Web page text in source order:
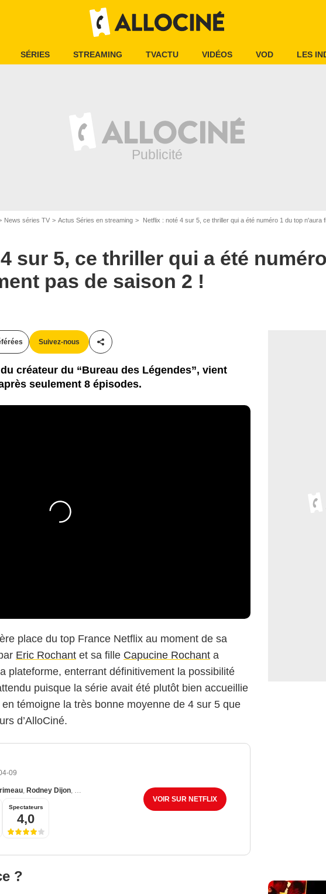
SÉRIES STREAMING TVACTU VIDÉOS VOD LES
News séries TV Actus Séries en streaming Netflix : noté 4 sur 5, ce thriller qui a été numéro 1 du top n'aura
sur 5, ce thriller qui a été
pas de saison 2 !
Suivez-nous
Partager cet article
créateur du “Bureau des Légendes”, vient
seulement 8 épisodes.
place du top France Netflix au moment de sa
Eric Rochant et sa fille Capucine Rochant a
plateforme, enterrant définitivement la possibilité
puisque la série avait été plutôt bien accueillie
témoigne la très bonne moyenne de 4 sur 5 que
d’AlloCiné.
09
, Rodney Dijon, Rudgy Pajany
Spectateurs
4,0
VOIR SUR NETFLIX
?